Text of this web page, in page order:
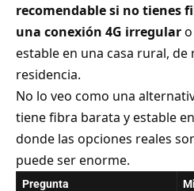
recomendable si no tienes
una conexión 4G irregular
estable en una casa rural,
residencia.
No lo veo como una
tiene fibra barata y estable
donde las opciones reales
puede ser enorme.
Pregunta